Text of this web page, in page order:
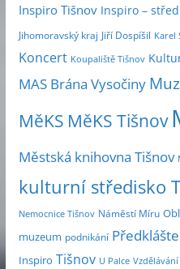
l
e
m
s
í
e
Inspiro Tišnov Inspiro –
Jihomoravský kraj Jiří Dospíšil Karel
Koncert Koupaliště Tišnov
MAS Brána Vysočiny
MěKS MěKS Tišnov
Městská knihovna Tišnov
kulturní středisko
Nemocnice Tišnov Náměstí Míru
muzeum podnikání
Inspiro Tišnov U Palce Vzdělávání